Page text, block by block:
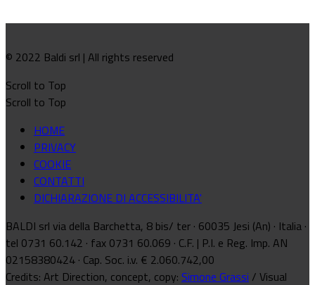
© 2022 Baldi srl | All rights reserved
Scroll to Top
Scroll to Top
HOME
PRIVACY
COOKIE
CONTATTI
DICHIARAZIONE DI ACCESSIBILITA'
BALDI srl via della Barchetta, 8 bis/ ter · 60035 Jesi (An) · Italia ·
tel 0731 60.142 · fax 0731 60.069 · C.F. | P.I. e Reg. Imp. AN
02158380424 · Cap. Soc. i.v. € 2.060.742,00
Credits: Art Direction, concept, copy: Simone Grassi / Visual